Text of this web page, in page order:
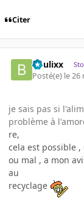
Citer
boulixx
Posté(e) le 26
je sais pas si
problème à
re,
cela est possible
ou mal , a mon
au
recyclage